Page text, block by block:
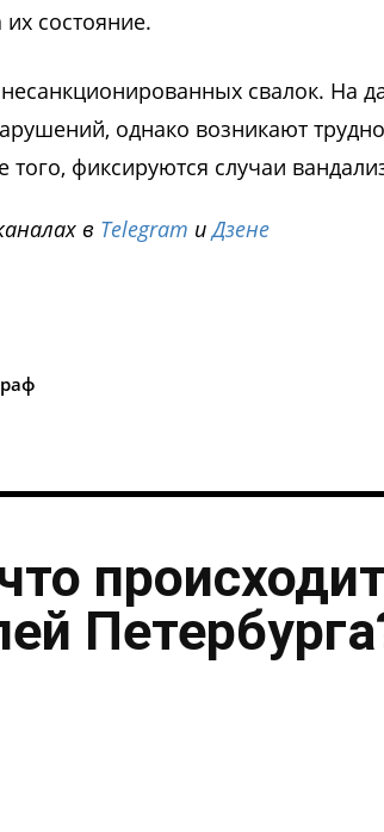
состояние.
свалок. На
однако возникают
фиксируются случаи
в Telegram иДзене